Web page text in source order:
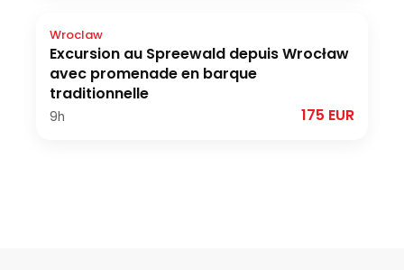
Wroclaw
Excursion au Spreewald depuis Wrocław
avec promenade en barque
traditionnelle
9h 175 EUR